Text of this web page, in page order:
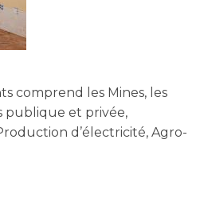
comprend les Mines, les
publique et privée,
d’électricité, Agro-